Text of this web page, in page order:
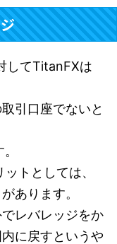
してTitanFXは
引口座でないと
トとしては、
あります。
レバレッジをか
に戻すというや